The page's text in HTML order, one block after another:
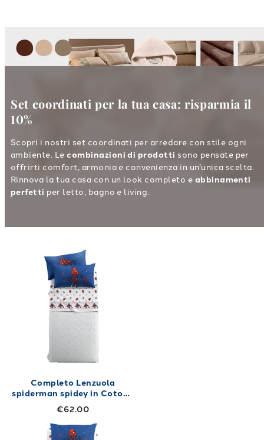
Set coordinati per la tua casa: risparmia il
10%
Scopri i nostri set coordinati per arredare con stile ogni
ambiente. Lecombinazioni di prodotti sono pensate per
offrirti comfort, armonia e convenienza in un’unica scelta.
Rinnova la tua casa con un look completo e abbinamenti
perfetti per letto, bagno e living.
Link to "
Completo Lenzuola
spiderman spidey in Cotone
50X80
€62.00